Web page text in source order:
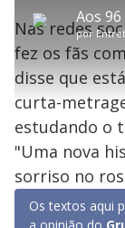
por
t
a
r
0
e
g
n
d
o
s
M
u
2
6
.
2
1
Nas redes
fez os fãs
disse que
curta-
estudando o
"Uma nova
sorriso no
Os textos aqui